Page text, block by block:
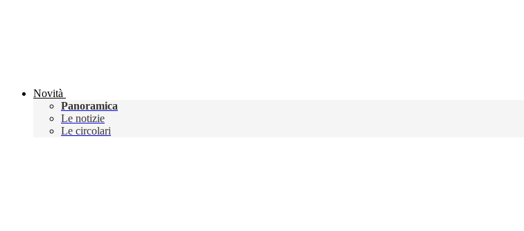
Novità
Panoramica
Le notizie
Le circolari